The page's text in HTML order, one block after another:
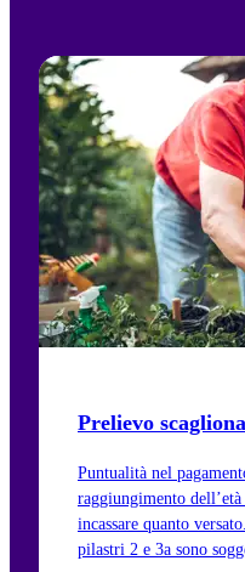
Prelievo
Puntualità nel
raggiungimento
incassare quanto
pilastri 2 e 3a sono